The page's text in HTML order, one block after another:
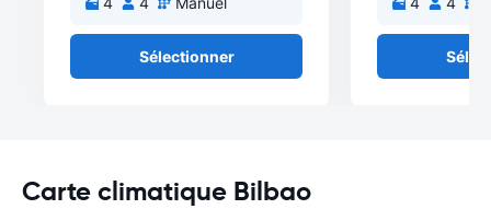
Sélectionner
Carte climatique Bilbao